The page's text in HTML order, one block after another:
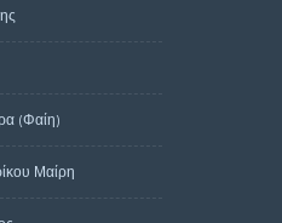
(Φαίη)
Μαίρη